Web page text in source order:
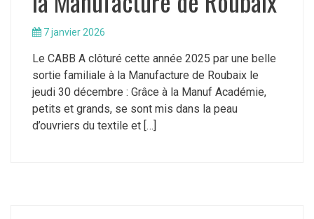
7 janvier 2026
Le CABB A clôturé cette année 2025 par une belle
sortie familiale à la Manufacture de Roubaix le
jeudi 30 décembre : Grâce à la Manuf Académie,
petits et grands, se sont mis dans la peau
d’ouvriers du textile et […]